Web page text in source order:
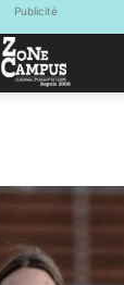
Publicité